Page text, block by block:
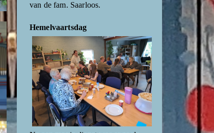
van de fam. Saarloos.
Hemelvaartsdag